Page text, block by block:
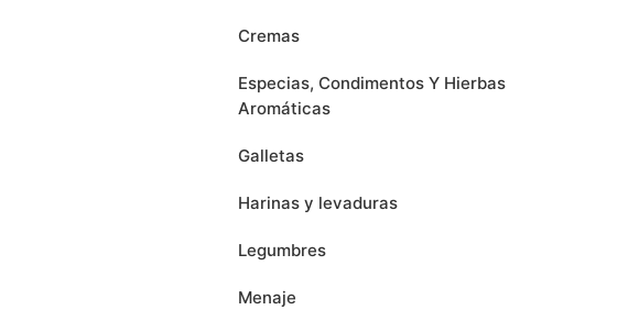
Cremas
Especias, Condimentos Y Hierbas
Aromáticas
Galletas
Harinas y levaduras
Legumbres
Menaje